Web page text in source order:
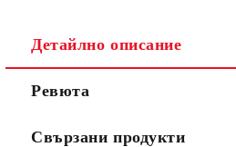
Детайлно описание
Ревюта
Свързани продукти